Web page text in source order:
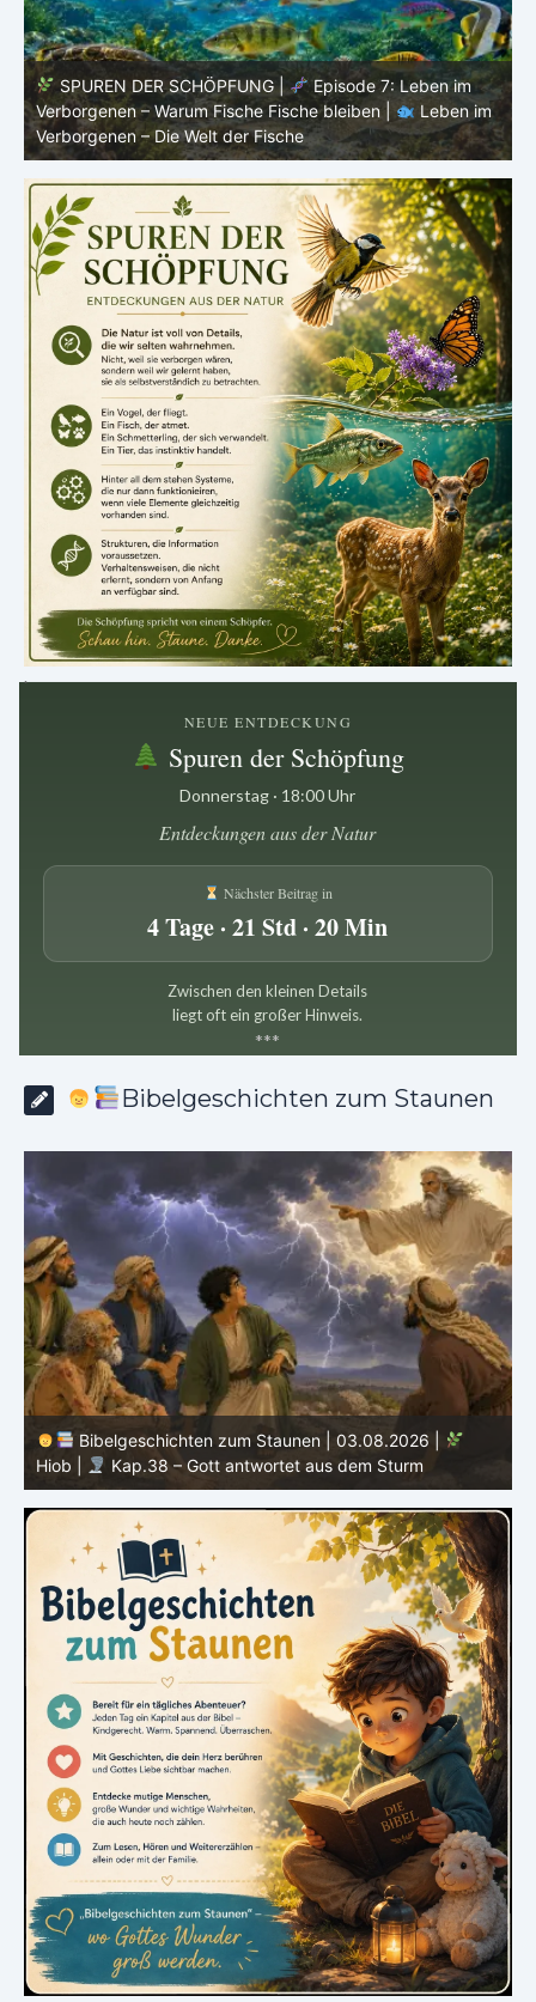
Leben im
Leben im
SPUREN DER SCHÖPFUNG |
Episode 6:
Fortpflanzung im offenen Raum – Ordnung ohne
Leben im Verborgenen – Die Welt der Fische
.
NEUE ENTDECKUNG
Spuren der Schöpfung
Donnerstag · 18:00 Uhr
Entdeckungen aus der Natur
Nächster Beitrag in
4 Tage · 21 Std · 20 Min
Zwischen den kleinen Details
liegt oft ein großer Hinweis.
***
Bibelgeschichten zum Staunen
|
Sturm
Bibelgeschichten zum Staunen |
Hiob |
Kap.37 – Elihu staunt über Gottes
Donner